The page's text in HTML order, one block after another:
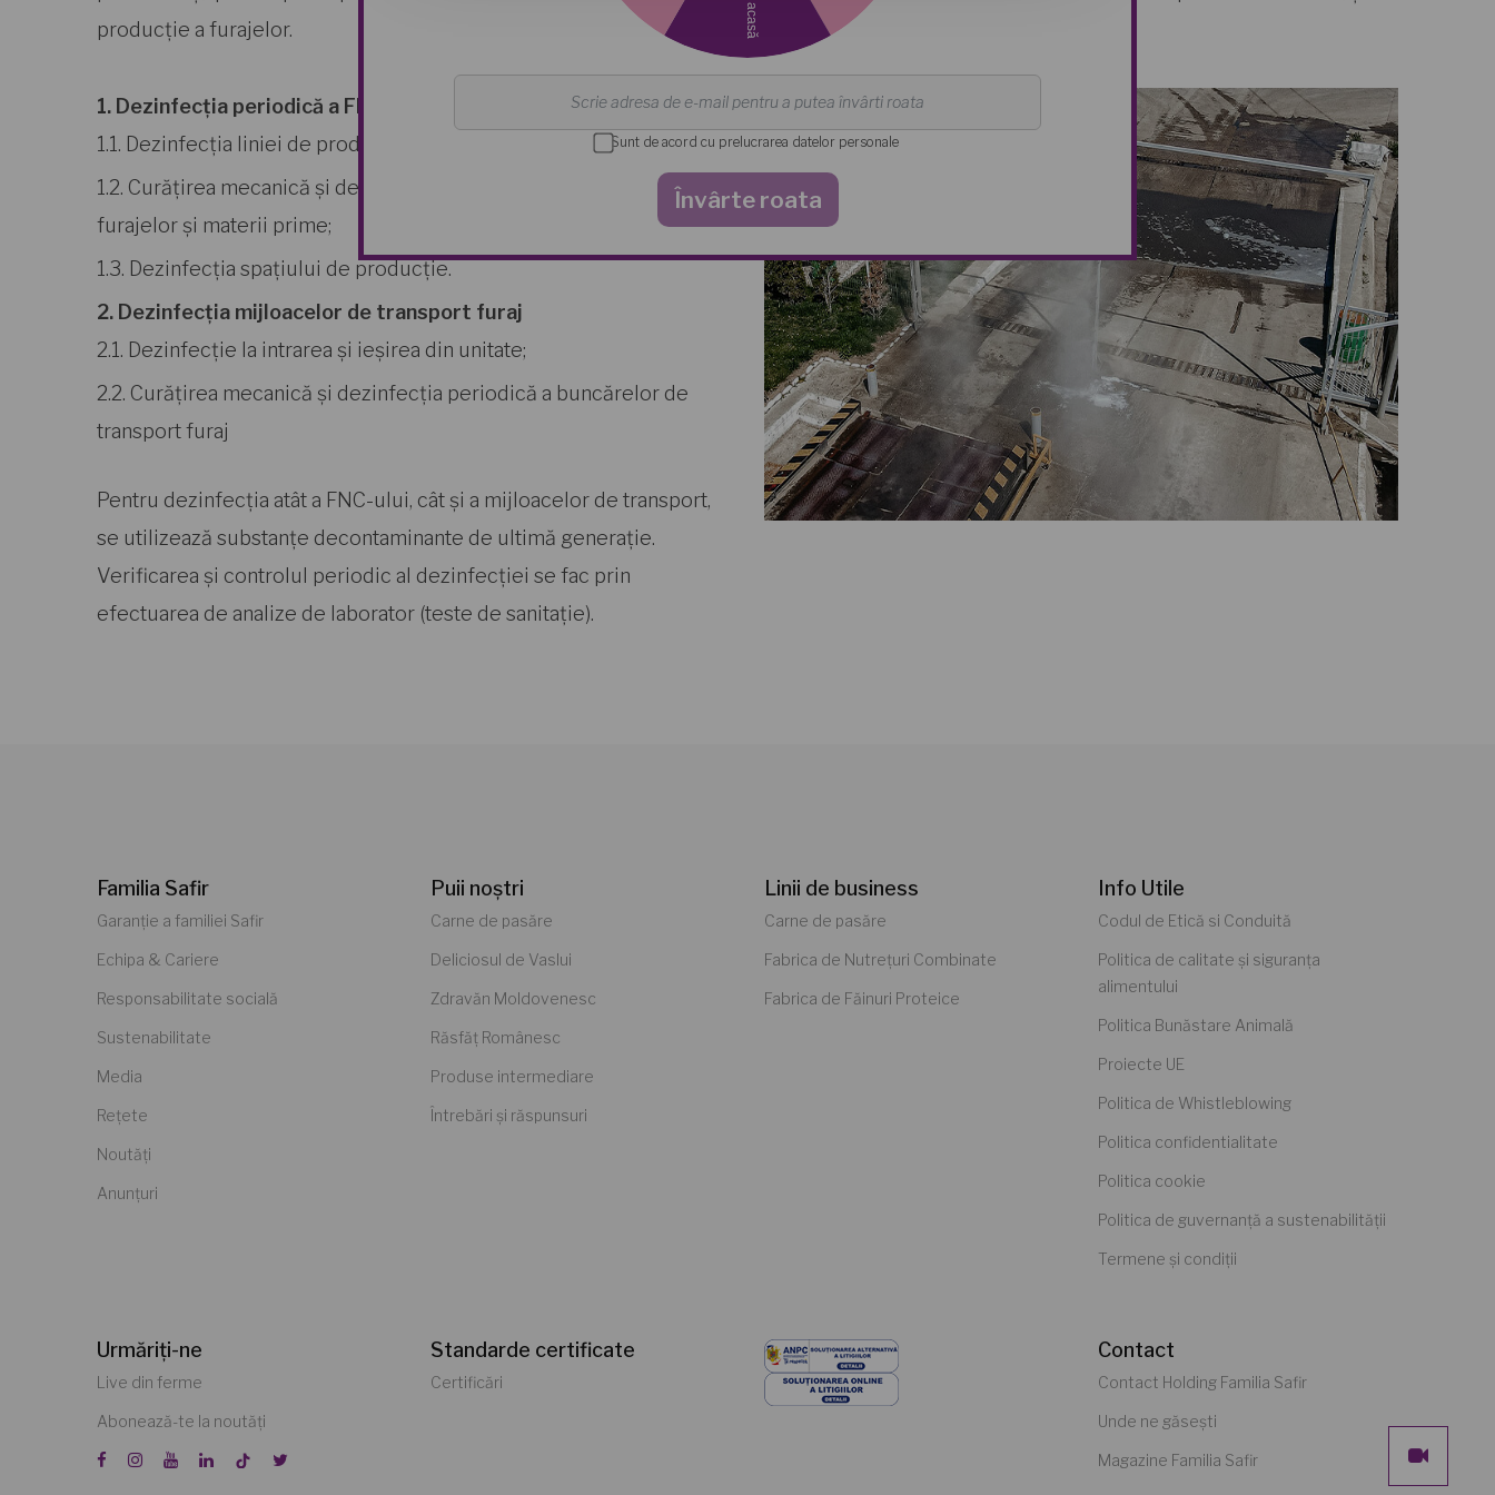
producție a furajelor.
1. Dezinfecția periodică a FNC-ului
1.1. Dezinfecția liniei de producție;
1.2. Curățirea mecanică și dezinfecția buncărelor de stocare a
furajelor și materii prime;
1.3. Dezinfecția spațiului de producție.
2. Dezinfecția mijloacelor de transport furaj
2.1. Dezinfecție la intrarea și ieșirea din unitate;
2.2. Curățirea mecanică și dezinfecția periodică a buncărelor de
transport furaj
Pentru dezinfecția atât a FNC-ului, cât și a mijloacelor de transport,
se utilizează substanțe decontaminante de ultimă generație.
Verificarea și controlul periodic al dezinfecției se fac prin
efectuarea de analize de laborator (teste de sanitație).
Familia Safir
Garanție a familiei Safir
Echipa & Cariere
Responsabilitate socială
Sustenabilitate
Media
Rețete
Noutăți
Anunțuri
Puii noștri
Carne de pasăre
Deliciosul de Vaslui
Zdravăn Moldovenesc
Răsfăț Românesc
Produse intermediare
Întrebări și răspunsuri
Linii de business
Carne de pasăre
Fabrica de Nutrețuri Combinate
Fabrica de Făinuri Proteice
Info Utile
Codul de Etică si Conduită
Politica de calitate și siguranța
alimentului
Politica Bunăstare Animală
Proiecte UE
Politica de Whistleblowing
Politica confidentialitate
Politica cookie
Politica de guvernanță a sustenabilității
Termene și condiții
Urmăriți-ne
Live din ferme
Abonează-te la noutăți
Standarde certificate
Certificări
Contact
Contact Holding Familia Safir
Unde ne găsești
Magazine Familia Safir
Sunt de acord cu prelucrarea datelor personale
Învârte roata